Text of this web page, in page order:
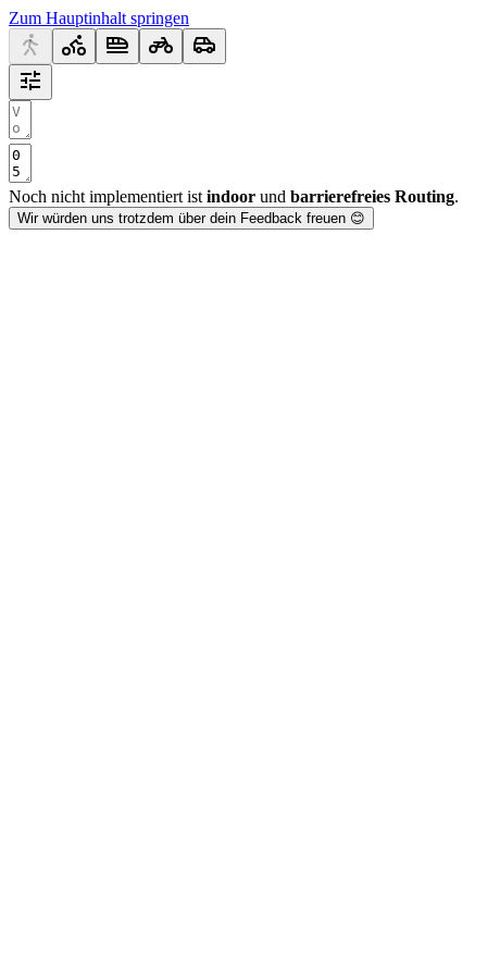
Zum Hauptinhalt springen
Noch nicht implementiert ist indoor und barrierefreies Routing.
Wir würden uns trotzdem über dein Feedback freuen 😊